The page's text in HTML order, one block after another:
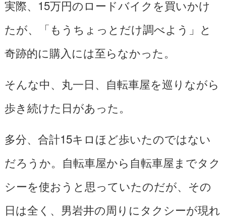
実際、15万円のロードバイクを買いかけ
たが、「もうちょっとだけ調べよう」と
奇跡的に購入には至らなかった。
そんな中、丸一日、自転車屋を巡りながら
歩き続けた日があった。
多分、合計15キロほど歩いたのではない
だろうか。自転車屋から自転車屋までタク
シーを使おうと思っていたのだが、その
日は全く、男岩井の周りにタクシーが現れ